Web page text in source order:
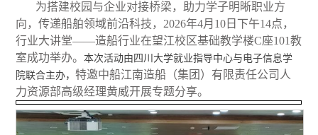
为搭建校园与企业对接桥梁，助力学子明晰职业方
向，传递船舶领域前沿科技，2026年4月10日下午14点，
行业大讲堂——造船行业在望江校区基础教学楼C座101教
室成功举办。本次活动由四川大学就业指导中心与电子信息学
院联合主办，特邀中船江南造船（集团）有限责任公司人
力资源部高级经理黄威开展专题分享。